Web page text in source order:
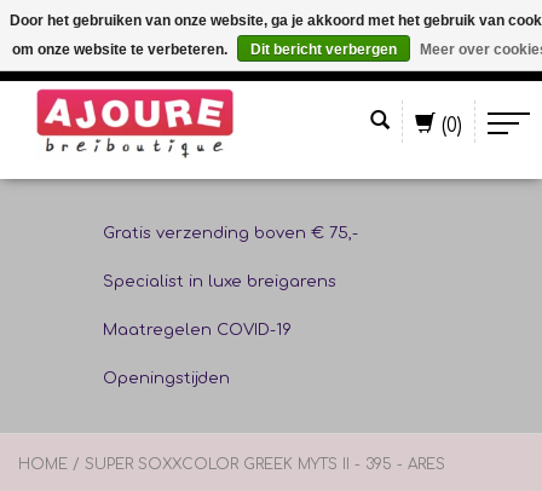
(0)
Gratis verzending boven € 75,-
Specialist in luxe breigarens
Maatregelen COVID-19
Openingstijden
HOME / SUPER SOXXCOLOR GREEK MYTS II - 395 - ARES
Door het gebruiken van onze website, ga je akkoord met het gebruik van
om onze website te verbeteren.
Dit bericht verbergen Meer over